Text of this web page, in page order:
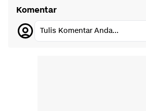
Komentar
Tulis Komentar Anda...